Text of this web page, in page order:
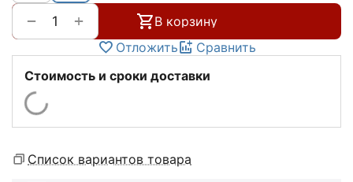
+
−
В корзину
Отложить
Сравнить
Стоимость и сроки доставки
Список вариантов товара